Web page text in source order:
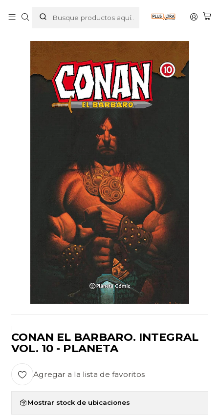
CONAN EL BARBARO. INTEGRAL VOL. 10 - PLANETA
|
CONAN EL BARBARO. INTEGRAL
VOL. 10 - PLANETA
Agregar a la lista de favoritos
Mostrar stock de ubicaciones